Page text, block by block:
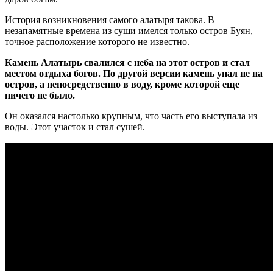
История возникновения самого алатыря такова. В
незапамятные времена из суши имелся только остров Буян,
точное расположение которого не известно.
Камень Алатырь свалился с неба на этот остров и стал
местом отдыха богов. По другой версии камень упал не на
остров, а непосредственно в воду, кроме которой еще
ничего не было.
Он оказался настолько крупным, что часть его выступала из
воды. Этот участок и стал сушей.